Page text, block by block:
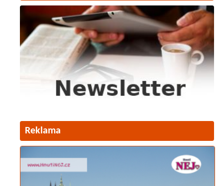
Reklama